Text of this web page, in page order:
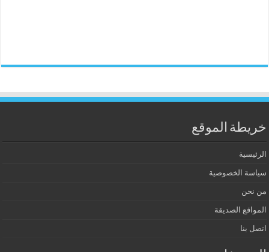
خريطة الموقع
الرئيسية
سياسة الخصوصية
من نحن
المواقع الصديقة
اتصل بنا